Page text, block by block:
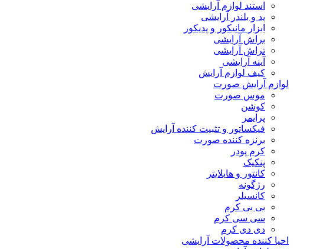
استند لوازم آرایشی
پد و بلندر آرایشی
ابزار مانیکور و پدیکور
براش آرایشی
تراش آرایشی
آینه آرایشی
کیف لوازم آرایش
لوازم آرایش صورت
موس صورت
کوشن
پرایمر
فیکساتور و تثبیت کننده آرایش
برنزه کننده صورت
کرم پودر
پنکیک
کانتور و هایلایتر
رژگونه
کانسیلر
بی بی کرم
سی سی کرم
دی دی کرم
احیا کننده محصولات آرایشی